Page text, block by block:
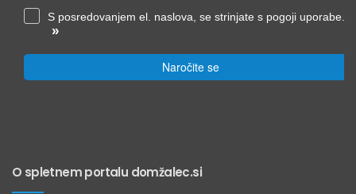
S posredovanjem el. naslova, se strinjate s pogoji uporabe.
»
Naročite se
O spletnem portalu domžalec.si